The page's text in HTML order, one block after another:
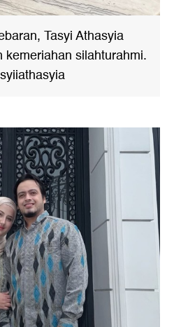
Tasyi Athasyia
kemeriahan silahturahmi.